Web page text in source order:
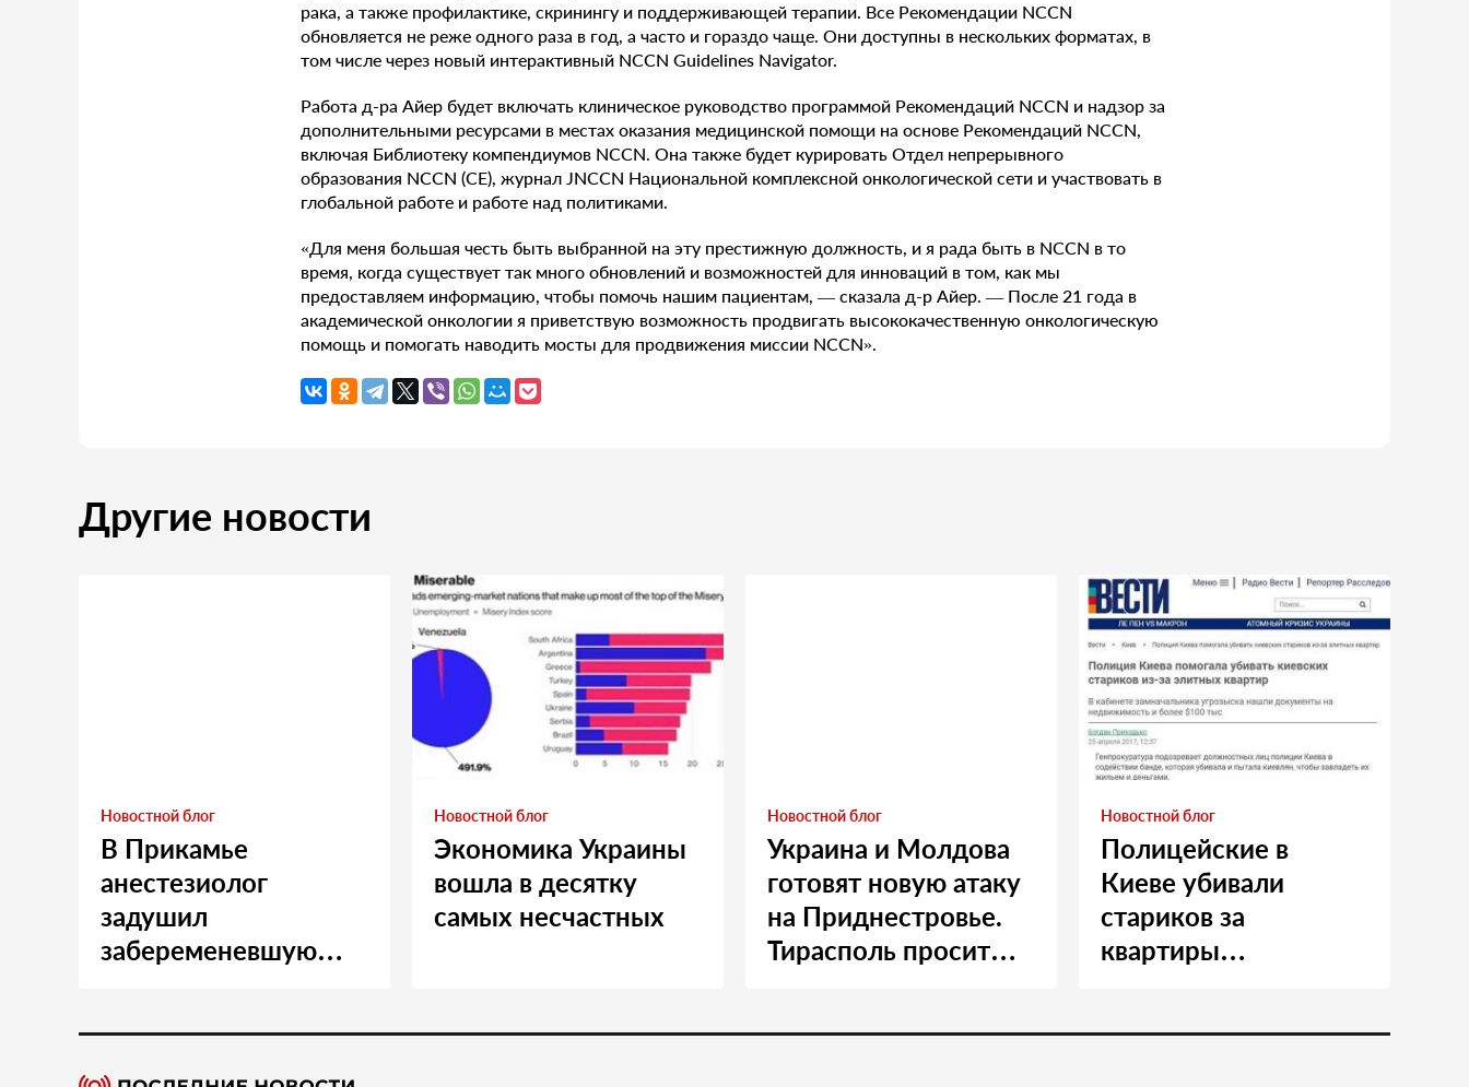
рака, а также профилактике, скринингу и поддерживающей терапии. Все Рекомендации NCCN
обновляется не реже одного раза в год, а часто и гораздо чаще. Они доступны в нескольких форматах, в
том числе через новый интерактивный NCCN Guidelines Navigator.
Работа д-ра Айер будет включать клиническое руководство программой Рекомендаций NCCN и надзор за
дополнительными ресурсами в местах оказания медицинской помощи на основе Рекомендаций NCCN,
включая Библиотеку компендиумов NCCN. Она также будет курировать Отдел непрерывного
образования NCCN (CE), журнал JNCCN Национальной комплексной онкологической сети и участвовать в
глобальной работе и работе над политиками.
«Для меня большая честь быть выбранной на эту престижную должность, и я рада быть в NCCN в то
время, когда существует так много обновлений и возможностей для инноваций в том, как мы
предоставляем информацию, чтобы помочь нашим пациентам, — сказала д-р Айер. — После 21 года в
академической онкологии я приветствую возможность продвигать высококачественную онкологическую
помощь и помогать наводить мосты для продвижения миссии NCCN».
Другие новости
Новостной блог
В Прикамье
анестезиолог
задушил
забеременевшую
Новостной блог
Экономика Украины
вошла в десятку
самых несчастных
Новостной блог
Украина и Молдова
готовят новую атаку
на Приднестровье.
Тирасполь просит
Новостной блог
Полицейские в
Киеве убивали
стариков за
квартиры…